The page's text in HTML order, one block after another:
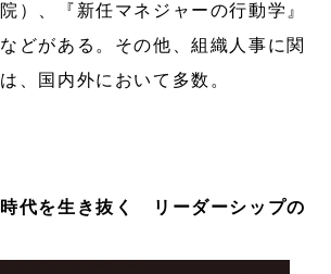
）、『新任マネジャーの行動学』
どがある。その他、組織人事に関
、国内外において多数。
時代を生き抜く リーダーシップの